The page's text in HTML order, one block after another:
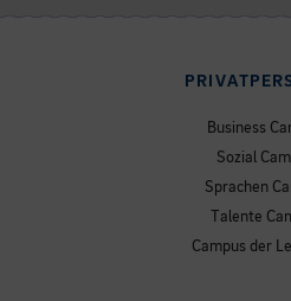
Business
Sozial
Sprachen
Talente
Campus der